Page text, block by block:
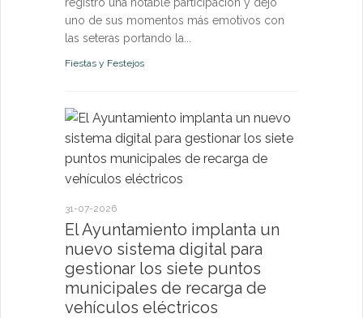
uno de sus momentos más emotivos con
las seteras portando la...
Fiestas y Festejos
31-07-2026
El Ayuntamiento implanta un
nuevo sistema digital para
gestionar los siete puntos
municipales de recarga de
vehículos eléctricos